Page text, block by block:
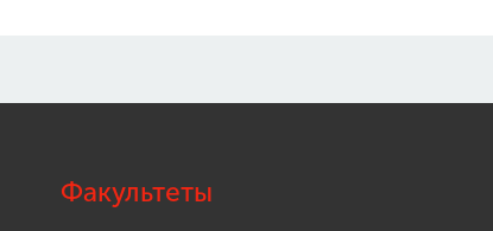
Факультеты